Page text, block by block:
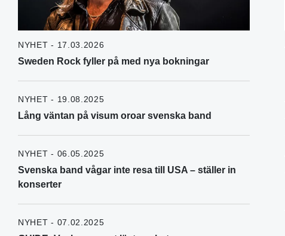
NYHET - 17.03.2026
Sweden Rock fyller på med nya bokningar
NYHET - 19.08.2025
Lång väntan på visum oroar svenska band
NYHET - 06.05.2025
Svenska band vågar inte resa till USA – ställer in
konserter
NYHET - 07.02.2025